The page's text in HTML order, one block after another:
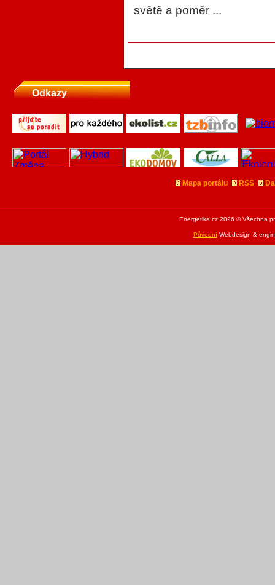
světě a poměr ...
Odkazy
Mapa portálu RSS
Energetika.cz 2026 © Všechna
PůvodníWebdesign &